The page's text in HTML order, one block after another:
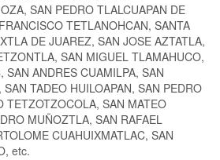
SAN PEDRO TLALCUAPAN DE
TETLANOHCAN, SANTA
DE JUAREZ, SAN JOSE AZTATLA,
SAN MIGUEL TLAMAHUCO,
SAN ANDRES CUAMILPA, SAN
TADEO HUILOAPAN, SAN PEDRO
TETZOTZOCOLA, SAN MATEO
MUÑOZTLA, SAN RAFAEL
CUAHUIXMATLAC, SAN
etc.